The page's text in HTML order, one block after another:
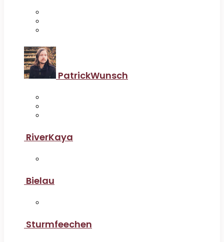
PatrickWunsch
RiverKaya
Bielau
Sturmfeechen